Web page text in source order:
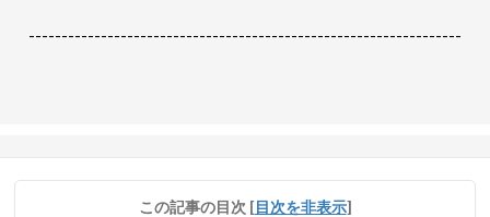
------------------------------------------------------------------
この記事の目次 [目次を非表示]